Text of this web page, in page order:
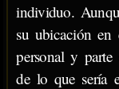
individuo.
su ubicación en
personal y
de lo que sería